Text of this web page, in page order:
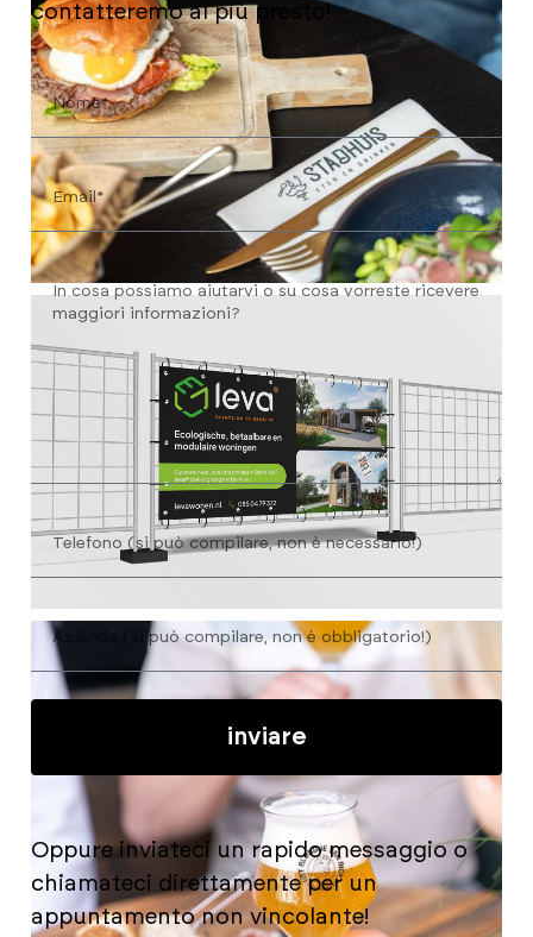
contatteremo al più presto!
inviare
Oppure inviateci un rapido messaggio o
chiamateci direttamente per un
appuntamento non vincolante!